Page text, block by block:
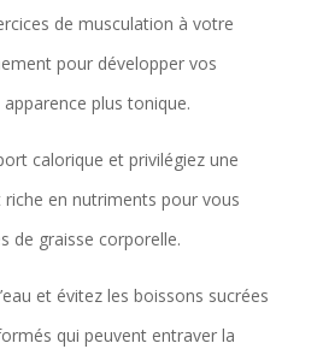
de musculation à votre
pour développer vos
plus tonique.
calorique et privilégiez une
en nutriments pour vous
de graisse corporelle.
et évitez les boissons sucrées
qui peuvent entraver la